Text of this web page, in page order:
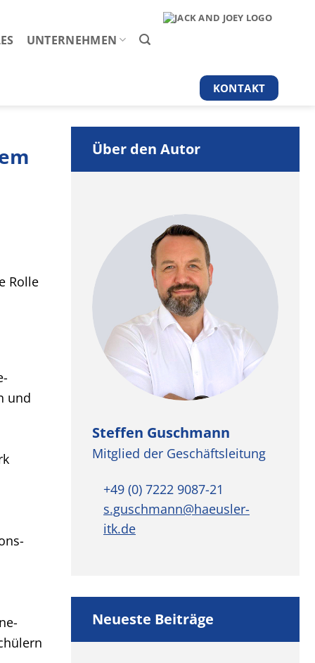
UNTERNEHMEN
KONTAKT
Rolle
und
Über den Autor
Steffen Guschmann
Mitglied der Geschäftsleitung
+49 (0) 7222 9087-21
s.guschmann@haeusler-
itk.de
Neueste Beiträge